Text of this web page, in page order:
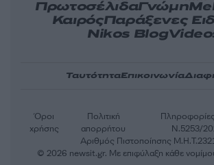
ΠρωτοσέλιδαΓνώμη
ΚαιρόςΠαράξενες
Nikos Blog
ΤαυτότηταΕπικοινωνία
Αριθμός Πιστοποίησης
Όροι
χρήσης
Πολιτική
απορρήτου
Ν.5253/
© 2026 newsit.gr. Με επιφύλαξη κάθε